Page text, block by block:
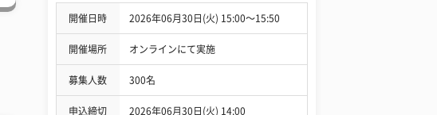
開催日時 2026年06月30日(火) 15:00〜15:50
開催場所 オンラインにて実施
募集人数 300名
申込締切 2026年06月30日(火) 14:00